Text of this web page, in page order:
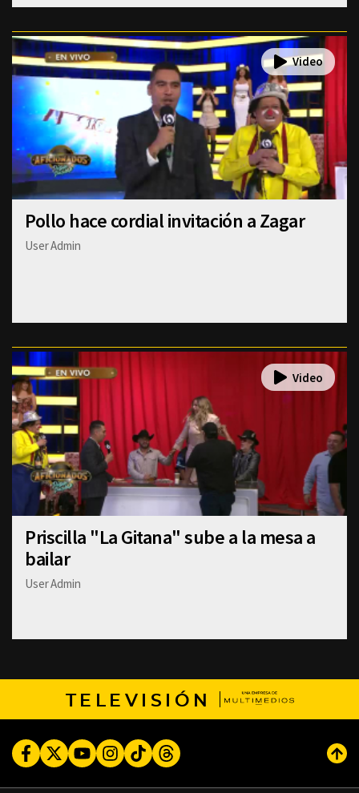
Pollo hace cordial invitación a Zagar
User Admin
Priscilla "La Gitana" sube a la mesa a
bailar
User Admin
TELEVISIÓN
FacebookTwitterYoutubeInstagram
TikTokThreads